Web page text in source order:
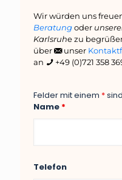
Wir würden uns
Beratungoder
Karlsruhe zu
über
unser
an
+49 (0)721 358
Felder mit einem *
Name *
Telefon